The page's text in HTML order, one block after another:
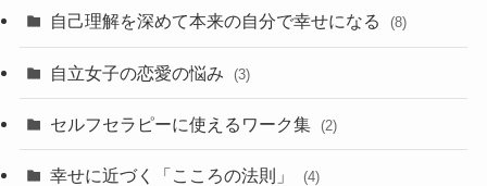
自己理解を深めて本来の自分で幸せになる (8)
自立女子の恋愛の悩み (3)
セルフセラピーに使えるワーク集 (2)
幸せに近づく「こころの法則」 (4)